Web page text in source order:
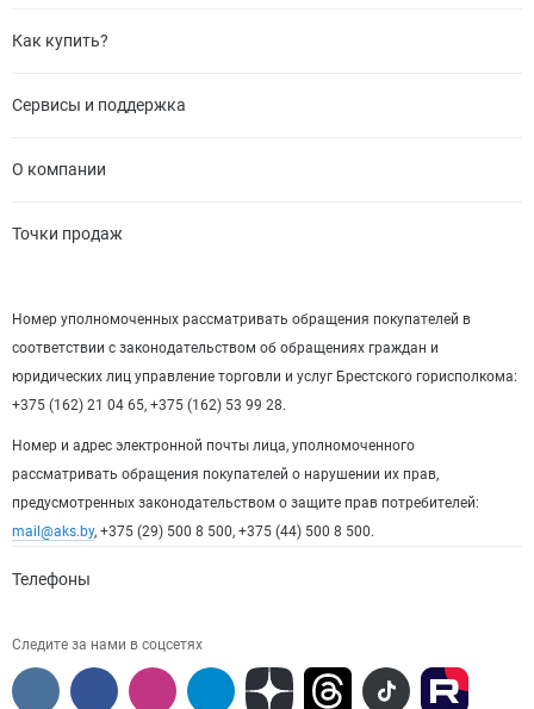
Как купить?
Сервисы и поддержка
О компании
Точки продаж
Номер уполномоченных рассматривать обращения покупателей в
соответствии с законодательством об обращениях граждан и
юридических лиц управление торговли и услуг Брестского горисполкома:
+375 (162) 21 04 65, +375 (162) 53 99 28.
Номер и адрес электронной почты лица, уполномоченного
рассматривать обращения покупателей о нарушении их прав,
предусмотренных законодательством о защите прав потребителей:
mail@aks.by, +375 (29) 500 8 500, +375 (44) 500 8 500.
Телефоны
Следите за нами в соцсетях